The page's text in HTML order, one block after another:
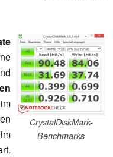
CrystalDiskMark-
Benchmarks